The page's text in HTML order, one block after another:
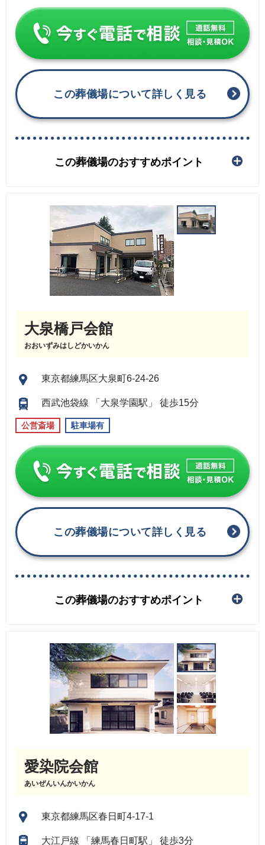
この葬儀場について詳しく見る
この葬儀場のおすすめポイント
大泉橋戸会館
おおいずみはしどかいかん
東京都練馬区大泉町6-24-26
西武池袋線 「大泉学園駅」 徒歩15分
公営斎場 駐車場有
この葬儀場について詳しく見る
この葬儀場のおすすめポイント
愛染院会館
あいぜんいんかいかん
東京都練馬区春日町4-17-1
大江戸線 「練馬春日町駅」 徒歩3分